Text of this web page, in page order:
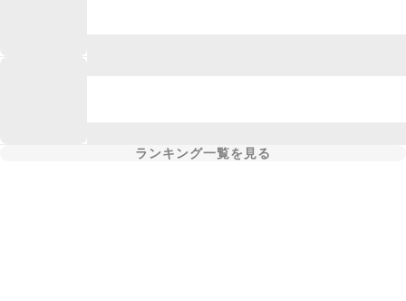
ランキング一覧を見る